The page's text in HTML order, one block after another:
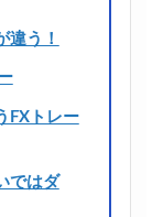
う！
FXトレー
ではダ